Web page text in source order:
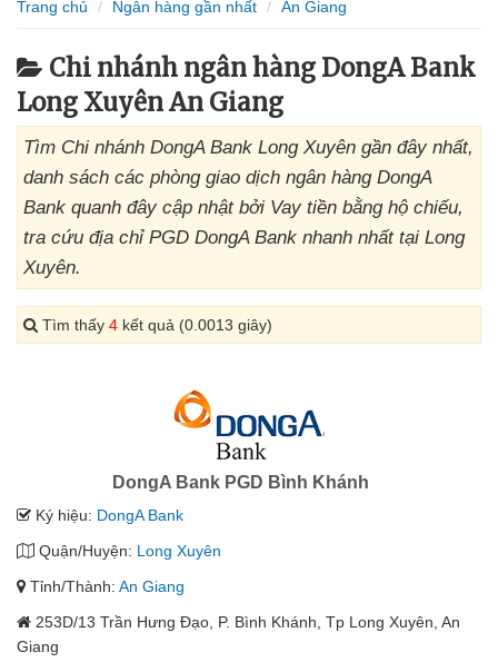
Trang chủ Ngân hàng gần nhất An Giang
Chi nhánh ngân hàng DongA Bank
Long Xuyên An Giang
Tìm Chi nhánh DongA Bank Long Xuyên gần đây nhất,
danh sách các phòng giao dịch ngân hàng DongA
Bank quanh đây cập nhật bởi Vay tiền bằng hộ chiếu,
tra cứu địa chỉ PGD DongA Bank nhanh nhất tại Long
Xuyên.
Tìm thấy 4 kết quả (0.0013 giây)
DongA Bank PGD Bình Khánh
Ký hiệu: DongA Bank
Quận/Huyện: Long Xuyên
Tỉnh/Thành: An Giang
253D/13 Trần Hưng Đạo, P. Bình Khánh, Tp Long Xuyên, An
Giang